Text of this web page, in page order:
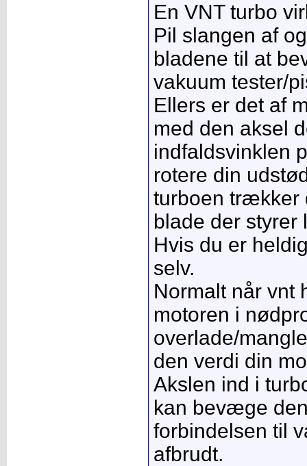
En VNT turbo
Pil slangen af
bladene til at
vakuum tester/
Ellers er det af
med den aksel
indfaldsvinklen
rotere din
turboen trækker
blade der styrer
Hvis du er
selv.
Normalt når vnt
motoren i
overlade/
den verdi din
Akslen ind i
kan bevæge
forbindelsen til
afbrudt.